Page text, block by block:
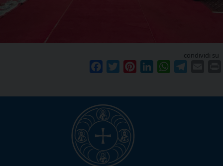
condividi su
FacebookTwitterPinterestLinkedInWhatsApp